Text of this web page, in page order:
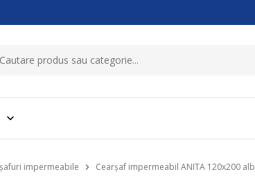
impermeabile Cearșaf impermeabil ANITA 120x200 alb